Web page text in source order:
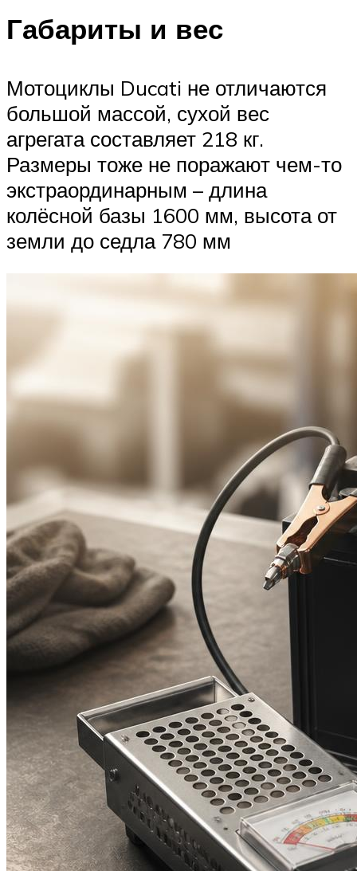
Габариты и вес
Мотоциклы Ducati не отличаются
большой массой, сухой вес
агрегата составляет 218 кг.
Размеры тоже не поражают чем-то
экстраординарным – длина
колёсной базы 1600 мм, высота от
земли до седла 780 мм